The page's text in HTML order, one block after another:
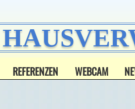
REFERENZEN WEBCAM